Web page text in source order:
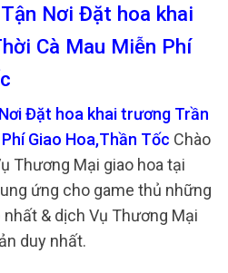
Nơi Đặt hoa khai
Cà Mau Miễn Phí
Đặt hoa khai trương Trần
Giao Hoa,Thần Tốc Chào
Thương Mại giao hoa tại
ứng cho game thủ những
& dịch Vụ Thương Mại
duy nhất.